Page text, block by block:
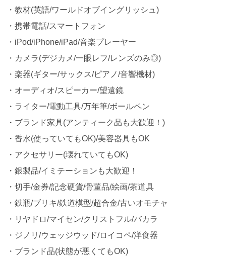
・教材(英語/ワールドオブイングリッシュ)
・携帯電話/スマートフォン
・iPod/iPhone/iPad/音楽プレーヤー
・カメラ(デジカメ/一眼レフ/レンズのみ◎)
・楽器(ギター/サックス/ピアノ/音響機材)
・オーディオ/スピーカー/望遠鏡
・ライター/電動工具/万年筆/ボールペン
・ブランド家具(アンティーク品も大歓迎！)
・香水(使っていてもOK)/美容器具もOK
・アクセサリー(壊れていてもOK)
・銀製品/イミテーションも大歓迎！
・切手/金券/記念硬貨/骨董品/絵画/茶道具
・鉄瓶/ブリキ/鉄道模型/超合金/古いオモチャ
・リヤドロ/マイセン/クリストフル/バカラ
・ジノリ/ウェッジウッド/ロイコペ/洋食器
・ブランド品(状態が悪くてもOK)